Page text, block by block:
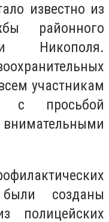
известно из
районного
Никополя.
участникам
с просьбой
созданы
полицейских